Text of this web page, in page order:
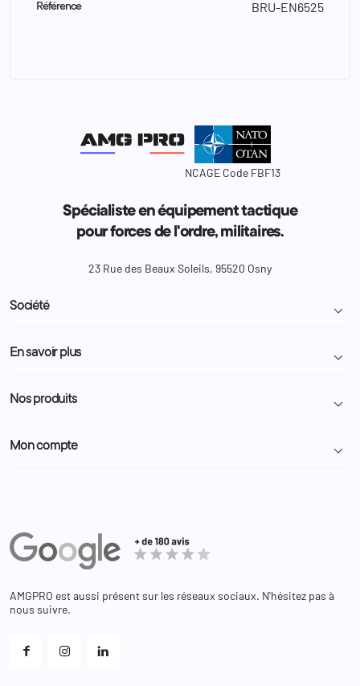
Référence BRU-EN6525
NCAGE Code FBF13
Spécialiste en équipement tactique
pour forces de l'ordre, militaires.
23 Rue des Beaux Soleils, 95520 Osny
Société 
Livraison et retour colis
Demande de devis
Nous contacter
En savoir plus 
Programme Fidélité
Administration
Nos produits 
Police Municipale | ASVP
Equipements
Bagagerie
Mon compte 
Adresses
Bons de réduction
Et les cookies ?
AMGPRO est aussi présent sur les réseaux sociaux. N'hésitez pas à
nous suivre.